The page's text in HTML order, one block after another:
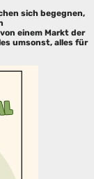
sich begegnen,
einem Markt der
umsonst, alles für